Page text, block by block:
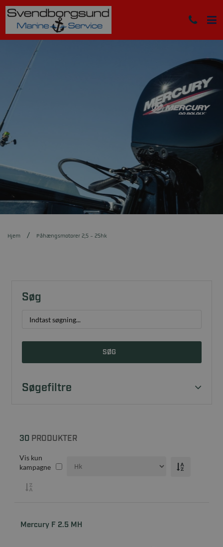
Hjem Påhængsmotorer 2,5 - 25hk
Søg
SØG
Søgefiltre
30 PRODUKTER
Vis kun
kampagne
Mercury F 2.5 MH